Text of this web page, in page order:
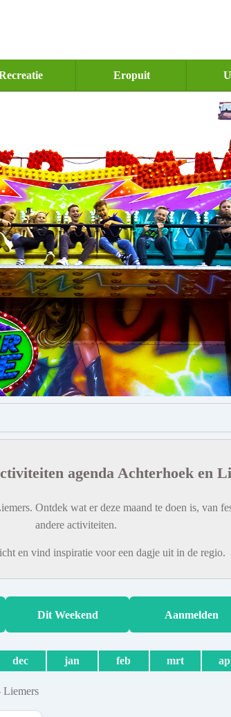
Eropuit
agenda Achterhoek en
Ontdek wat er deze maand te doen is, van
andere activiteiten.
en vind inspiratie voor een dagje uit in de regio.
Dit Weekend Aanmelden
dec jan feb mrt
Liemers